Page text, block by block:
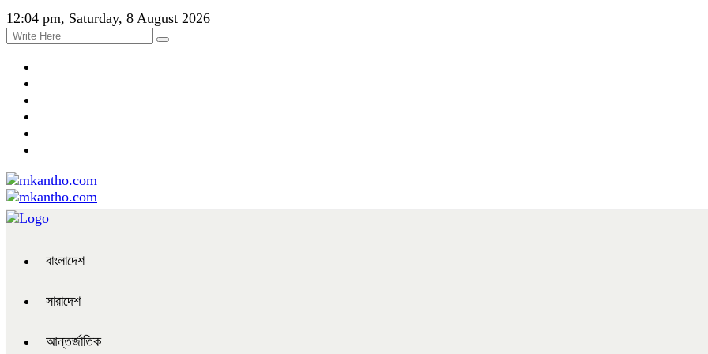
12:04 pm, Saturday, 8 August 2026
বাংলাদেশ
সারাদেশ
আন্তর্জাতিক